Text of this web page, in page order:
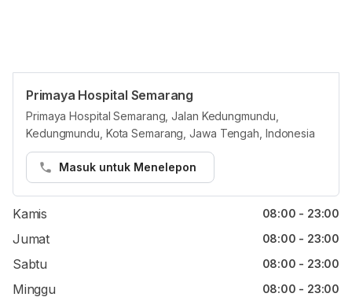
Primaya Hospital Semarang
Primaya Hospital Semarang, Jalan Kedungmundu,
Kedungmundu, Kota Semarang, Jawa Tengah, Indonesia
Masuk untuk Menelepon
Jam reguler
Senin 08:00 - 23:00
Selasa
Kamis 08:00 - 23:00
Jumat 08:00 - 23:00
Sabtu 08:00 - 23:00
Minggu 08:00 - 23:00